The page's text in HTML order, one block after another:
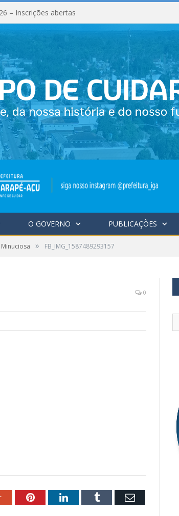
– Inscrições abertas
O GOVERNO PUBLICAÇÕES
» FB_IMG_1587489293157
0
Google+PinterestLinkedInTumblr Email